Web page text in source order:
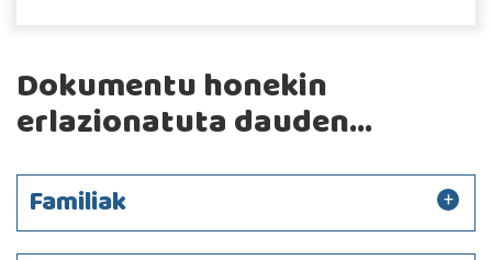
Dokumentu honekin
erlazionatuta dauden...
Familiak